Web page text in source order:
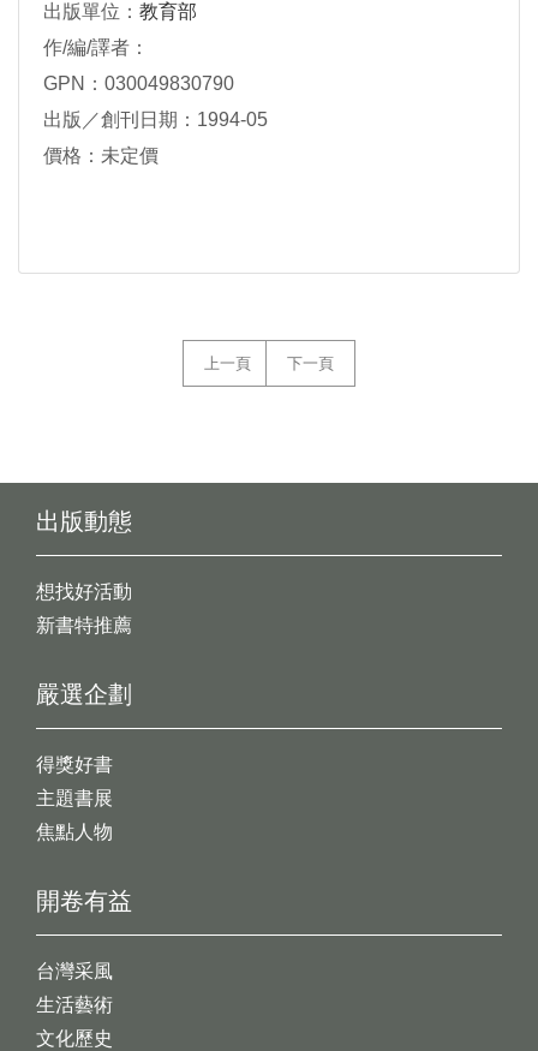
出版單位： 教育部
作/編/譯者：
GPN：030049830790
出版／創刊日期：1994-05
價格：未定價
上一頁 下一頁
出版動態
想找好活動
新書特推薦
開卷有益
台灣采風
生活藝術
文化歷史
嚴選企劃
得獎好書
主題書展
焦點人物